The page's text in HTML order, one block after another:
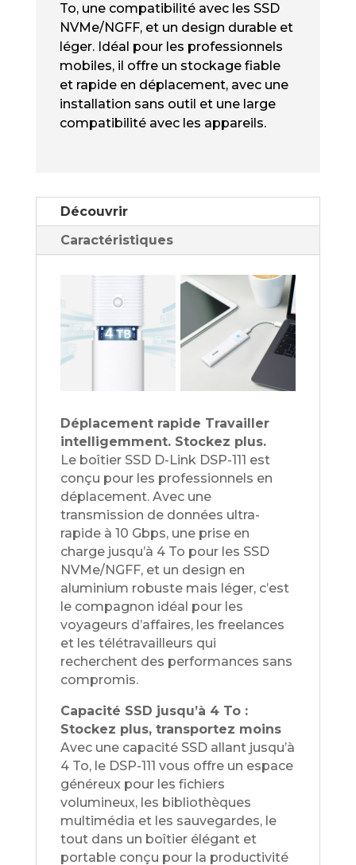
POUR
NVME
To, une compatibilité avec les SSD
NVMe/NGFF, et un design durable et
léger. Idéal pour les professionnels
mobiles, il offre un stockage fiable
et rapide en déplacement, avec une
installation sans outil et une large
compatibilité avec les appareils.
Découvrir
Caractéristiques
Déplacement rapide Travailler
intelligemment. Stockez plus.
Le boîtier SSD D-Link DSP-111 est
conçu pour les professionnels en
déplacement. Avec une
transmission de données ultra-
rapide à 10 Gbps, une prise en
charge jusqu’à 4 To pour les SSD
NVMe/NGFF, et un design en
aluminium robuste mais léger, c’est
le compagnon idéal pour les
voyageurs d’affaires, les freelances
et les télétravailleurs qui
recherchent des performances sans
compromis.
Capacité SSD jusqu’à 4 To :
Stockez plus, transportez moins
Avec une capacité SSD allant jusqu’à
4 To, le DSP-111 vous offre un espace
généreux pour les fichiers
volumineux, les bibliothèques
multimédia et les sauvegardes, le
tout dans un boîtier élégant et
portable conçu pour la productivité